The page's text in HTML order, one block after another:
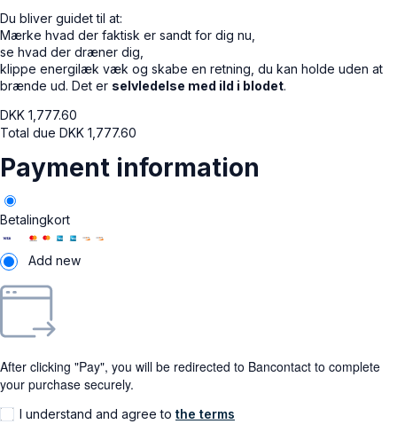
Du bliver guidet til at:
Mærke hvad der faktisk er sandt for dig nu,
se hvad der dræner dig,
klippe energilæk væk og skabe en retning, du kan holde uden at
brænde ud. Det er selvledelse med ild i blodet.
DKK 1,777.60
Total due DKK 1,777.60
Payment information
Betalingkort
Add new
After clicking "Pay", you will be redirected to Bancontact to complete
your purchase securely.
I understand and agree to the terms